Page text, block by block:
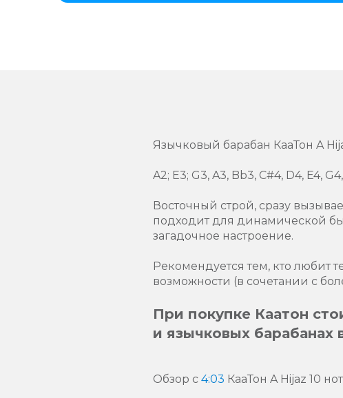
Язычковый барабан КааТон A
A2; E3; G3, A3, Bb3, C#4, D4, E4,
Восточный строй, сразу
подходит для динамической
загадочное настроение.
Рекомендуется тем, кто любит
возможности (в сочетании с
При покупке Каатон
и язычковых барабанах
Обзор с 4:03 КааТон A Hijaz 10 нот